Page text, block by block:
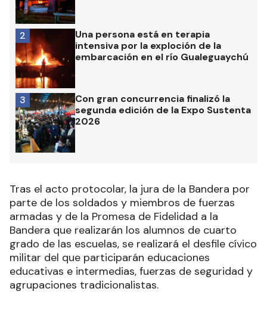
Una persona está en terapia
intensiva por la exploción de la
embarcación en el río Gualeguaychú
2
Con gran concurrencia finalizó la
segunda edición de la Expo Sustenta
2026
3
Tras el acto protocolar, la jura de la Bandera por
parte de los soldados y miembros de fuerzas
armadas y de la Promesa de Fidelidad a la
Bandera que realizarán los alumnos de cuarto
grado de las escuelas, se realizará el desfile cívico
militar del que participarán educaciones
educativas e intermedias, fuerzas de seguridad y
agrupaciones tradicionalistas.